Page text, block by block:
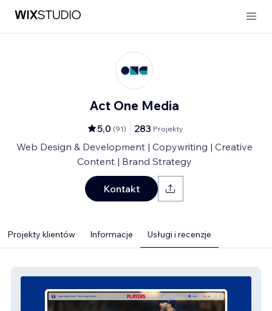
Act One Media
5,0 (91) 283 Projekty
Web Design & Development | Copywriting | Creative
Content | Brand Strategy
Kontakt
Projekty klientów Informacje Usługi i recenzje